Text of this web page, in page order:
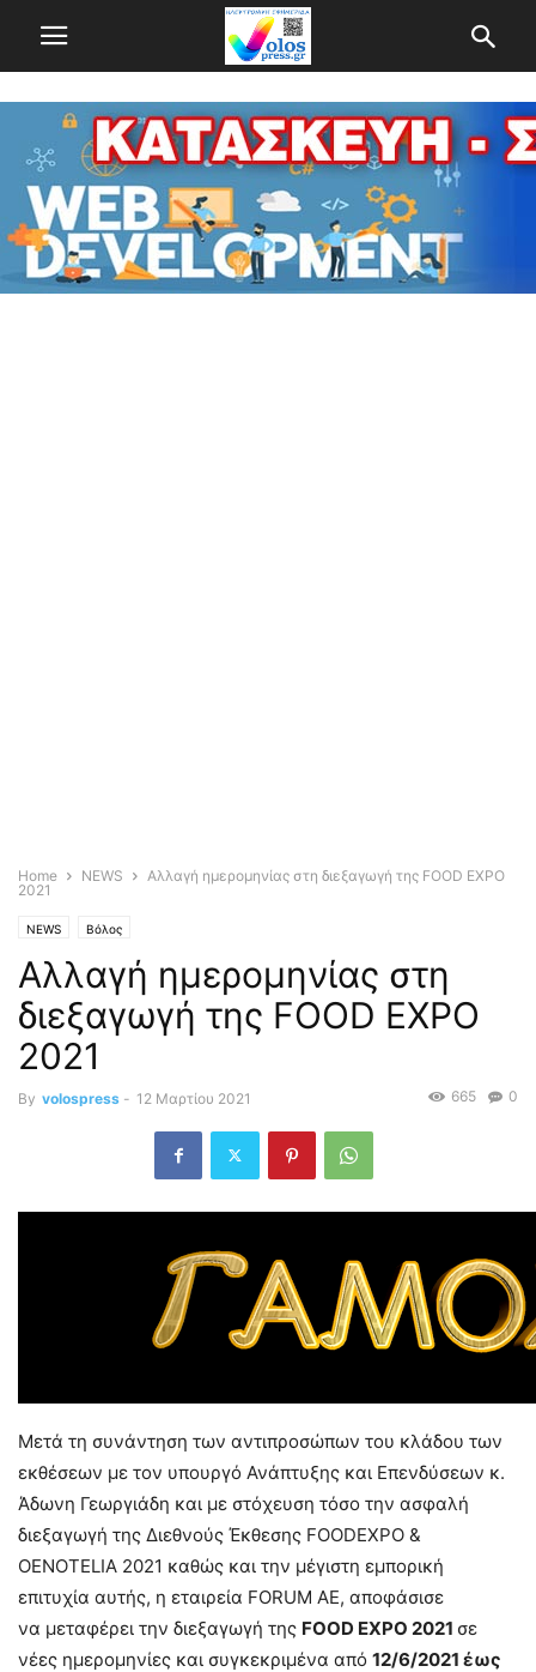
Home NEWS
Αλλαγή ημερομηνίας στη διεξαγωγή της FOOD EXPO
2021
NEWS Βόλος
Αλλαγή ημερομηνίας στη
διεξαγωγή της FOOD EXPO
2021
By volospress - 12 Μαρτίου 2021 0
665
Μετά τη συνάντηση των αντιπροσώπων του κλάδου των
εκθέσεων με τον υπουργό Ανάπτυξης και Επενδύσεων κ.
Άδωνη Γεωργιάδη και με στόχευση τόσο την ασφαλή
διεξαγωγή της Διεθνούς Έκθεσης FOODEXPO &
OENOTELIA 2021 καθώς και την μέγιστη εμπορική
επιτυχία αυτής, η εταιρεία FORUM AE, αποφάσισε
να μεταφέρει την διεξαγωγή της FOOD EXPO 2021 σε
νέες ημερομηνίες και συγκεκριμένα από 12/6/2021 έως